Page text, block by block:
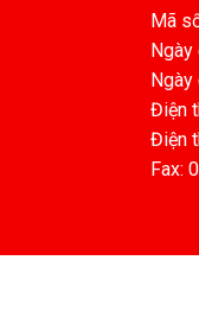
Mã
Điện
Điện
Fax: